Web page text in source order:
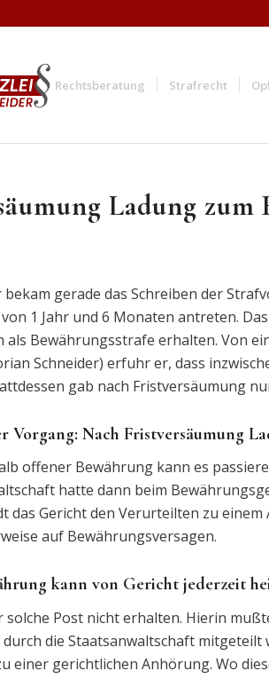
Rechtsberatung Strafrecht
Ladung
gerade das Schreiben der
1 Jahr und 6 Monaten antreten.
als Bewährungsstrafe erhalten. Von
Schneider) erfuhr er, dass
gab nach Fristversäumung
Vorgang: Nach Fristversäumung
offener Bewährung kann es
hatte dann beim
das Gericht den Verurteilten zu
auf Bewährungsversagen.
kann von Gericht jederzeit
solche Post nicht erhalten. Hierin
die Staatsanwaltschaft mitgeteilt
einer gerichtlichen Anhörung. Wo